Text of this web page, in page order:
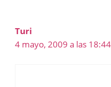
Turi
4 mayo, 2009 a las 18:44